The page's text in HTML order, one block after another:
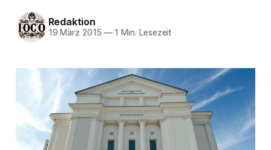
Redaktion
19 März 2015 —1 Min. Lesezeit